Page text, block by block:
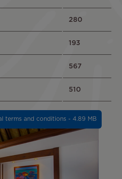
280
193
567
510
terms and conditions - 4.89 MB